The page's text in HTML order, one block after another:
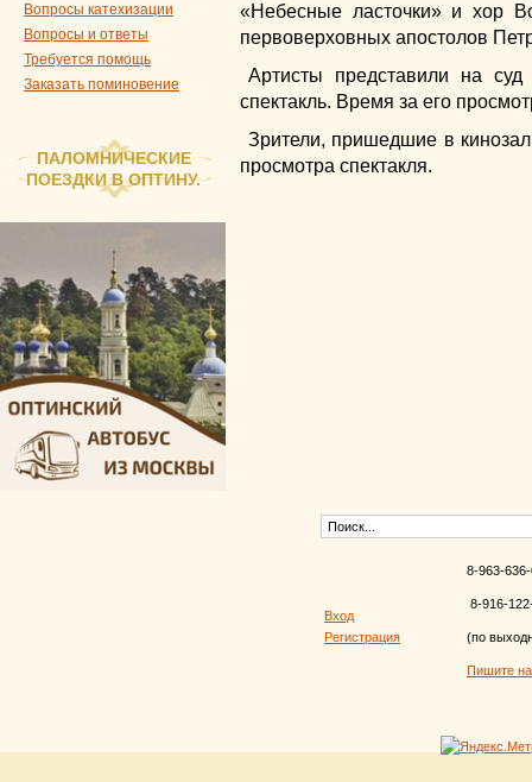
Вопросы катехизации
Вопросы и ответы
Требуется помощь
Заказать поминовение
ПАЛОМНИЧЕСКИЕ
ПОЕЗДКИ В ОПТИНУ.
«Небесные ласточки» и хор
первоверховных апостолов
Артисты представили на
спектакль. Время за его
Зрители, пришедшие в
просмотра спектакля.
Вход
Регистрация
8-963-
8-916-
(по
Пишите